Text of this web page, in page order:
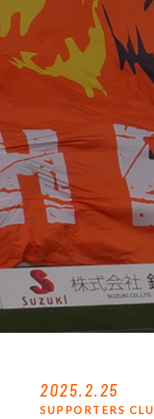
2025.2.25
SUPPORTERS